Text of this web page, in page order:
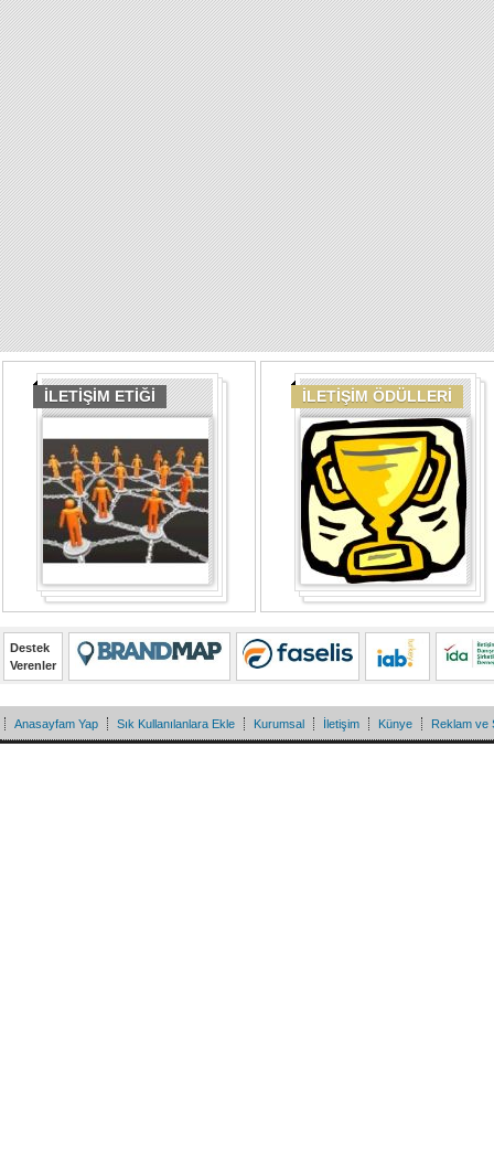
İLETİŞİM ETİĞİ İLETİŞİM ÖDÜLLERİ
Destek
Verenler
Anasayfam Yap Sık Kullanılanlara Ekle Kurumsal İletişim Künye Reklam ve